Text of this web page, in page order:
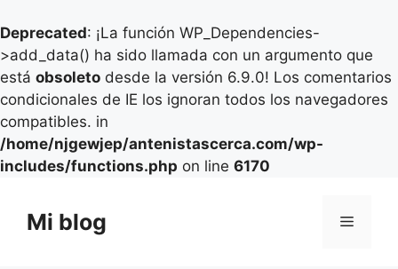
Deprecated: ¡La función WP_Dependencies-
>add_data() ha sido llamada con un argumento que
está obsoleto desde la versión 6.9.0! Los comentarios
condicionales de IE los ignoran todos los navegadores
compatibles. in
/home/njgewjep/antenistascerca.com/wp-
includes/functions.php on line 6170
contenido
Mi blog Menú